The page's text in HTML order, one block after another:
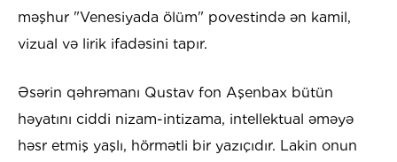
məşhur "Venesiyada ölüm" povestində ən kamil,
vizual və lirik ifadəsini tapır.
Əsərin qəhrəmanı Qustav fon Aşenbaх bütün
həyatını ciddi nizam-intizama, intellektual əməyə
həsr etmiş yaşlı, hörmətli bir yazıçıdır. Lakin onun